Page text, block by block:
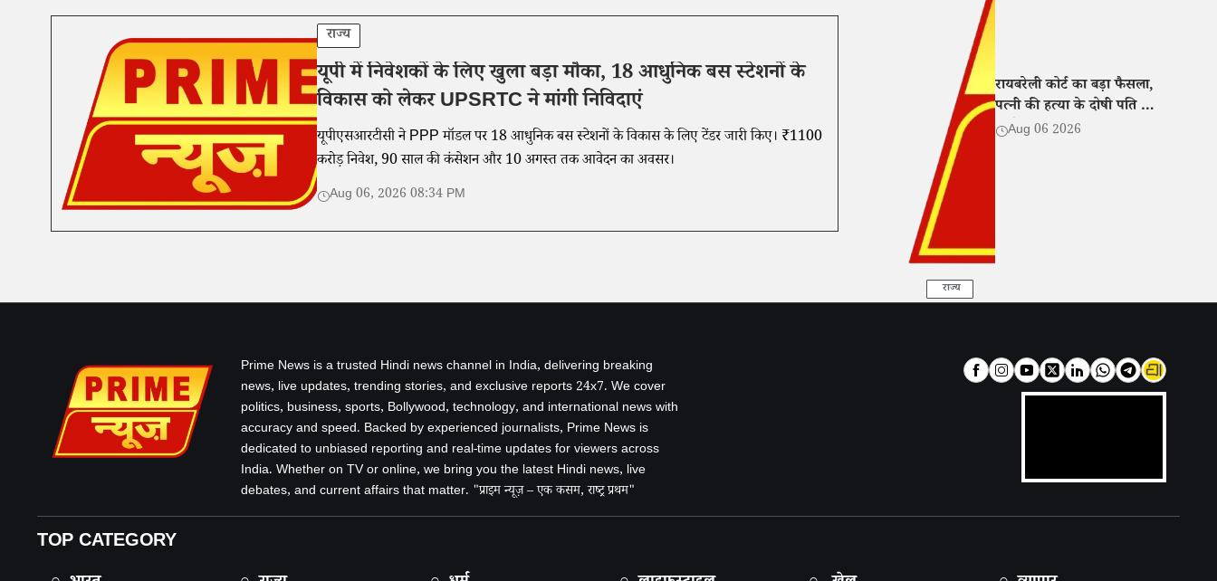
राज्य
यूपी में निवेशकों के लिए खुला बड़ा मौका, 18 आधुनिक बस स्टेशनों के
विकास को लेकर UPSRTC ने मांगी निविदाएं
यूपीएसआरटीसी ने PPP मॉडल पर 18 आधुनिक बस स्टेशनों के विकास के लिए टेंडर जारी किए। ₹1100
करोड़ निवेश, 90 साल की कंसेशन और 10 अगस्त तक आवेदन का अवसर।
Aug 06, 2026 08:34 PM
राज्य
रायबरेली कोर्ट का बड़ा फैसला,
पत्नी की हत्या के दोषी पति को
उम्रकैद की सजा
Aug 06 2026
Prime News is a trusted Hindi news channel in India, delivering breaking
news, live updates, trending stories, and exclusive reports 24x7. We cover
politics, business, sports, Bollywood, technology, and international news with
accuracy and speed. Backed by experienced journalists, Prime News is
dedicated to unbiased reporting and real-time updates for viewers across
India. Whether on TV or online, we bring you the latest Hindi news, live
debates, and current affairs that matter. "प्राइम न्यूज़ – एक कसम, राष्ट्र प्रथम"
TOP CATEGORY